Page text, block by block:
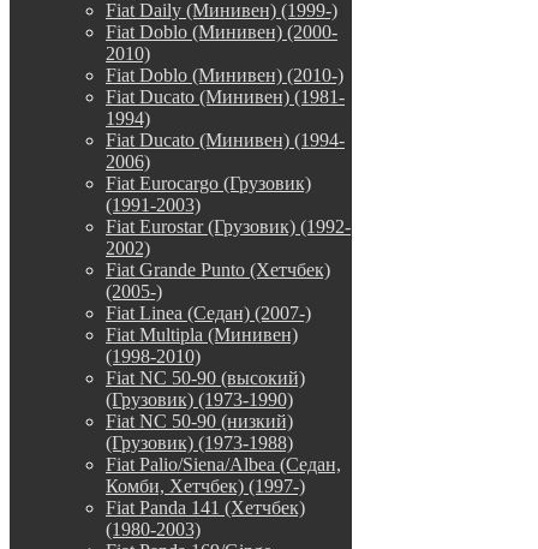
Fiat Daily (Минивен) (1999-)
Fiat Doblo (Минивен) (2000-
2010)
Fiat Doblo (Минивен) (2010-)
Fiat Ducato (Минивен) (1981-
1994)
Fiat Ducato (Минивен) (1994-
2006)
Fiat Eurocargo (Грузовик)
(1991-2003)
Fiat Eurostar (Грузовик) (1992-
2002)
Fiat Grande Punto (Хетчбек)
(2005-)
Fiat Linea (Седан) (2007-)
Fiat Multipla (Минивен)
(1998-2010)
Fiat NC 50-90 (высокий)
(Грузовик) (1973-1990)
Fiat NC 50-90 (низкий)
(Грузовик) (1973-1988)
Fiat Palio/Siena/Albea (Седан,
Комби, Хетчбек) (1997-)
Fiat Panda 141 (Хетчбек)
(1980-2003)